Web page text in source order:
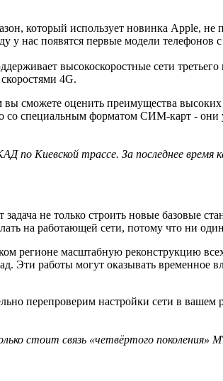
который использует новинка Apple,
у нас появятся первые модели телефонов
высоко­скоростные сети
4G.
сможете оценить преимущества
со специальным форматом СИМ-карт - они
по Киевской трассе. За последнее
не только строить новые базовые
на работающей сети, потому что ни
регионе масштабную реконструкцию
Эти работы могут оказывать
перепроверим настройки сети в вашем
стоит связь «четвёртого